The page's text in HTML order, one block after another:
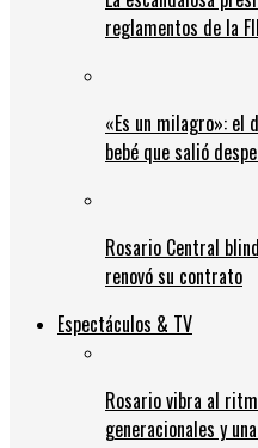
reglamentos de la
«Es un milagro»: el
bebé que salió
Rosario Central
renovó su contrato
Espectáculos & TV
Rosario vibra al
generacionales y